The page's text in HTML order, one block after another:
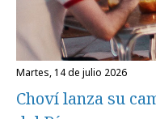
martes, 14 de julio 2026
Choví lanza su